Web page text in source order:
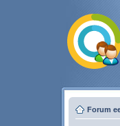
Forum